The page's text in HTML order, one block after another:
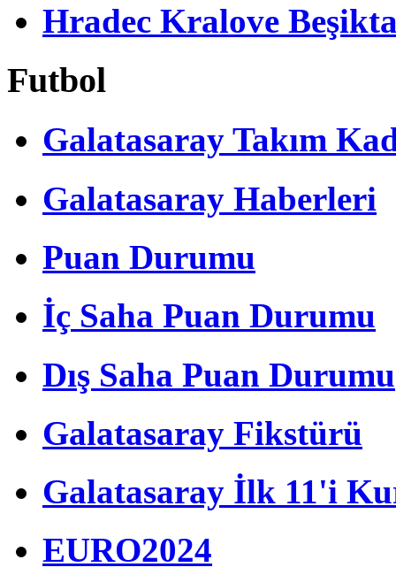
Hradec Kralove
Futbol
Galatasaray Takım
Galatasaray Haberleri
Puan Durumu
İç Saha Puan Durumu
Dış Saha Puan Durumu
Galatasaray Fikstürü
Galatasaray İlk 11'i
EURO2024